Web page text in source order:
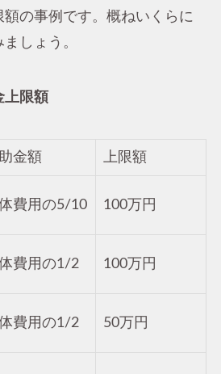
の事例です。概ねいくらに
しょう。
上限額
金額 上限額
費用の5/10 100万円
費用の1/2 100万円
費用の1/2 50万円